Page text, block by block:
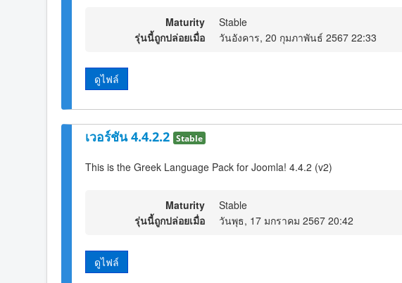
Maturity
Stable
รุ่นนี้ถูกปล่อยเมื่อ
วันอังคาร, 20 กุมภาพันธ์ 2567 22:33
ดูไฟล์
เวอร์ชัน 4.4.2.2 Stable
This is the Greek Language Pack for Joomla! 4.4.2 (v2)
Maturity
Stable
รุ่นนี้ถูกปล่อยเมื่อ
วันพุธ, 17 มกราคม 2567 20:42
ดูไฟล์